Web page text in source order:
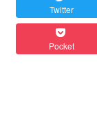
Twitter
Pocket